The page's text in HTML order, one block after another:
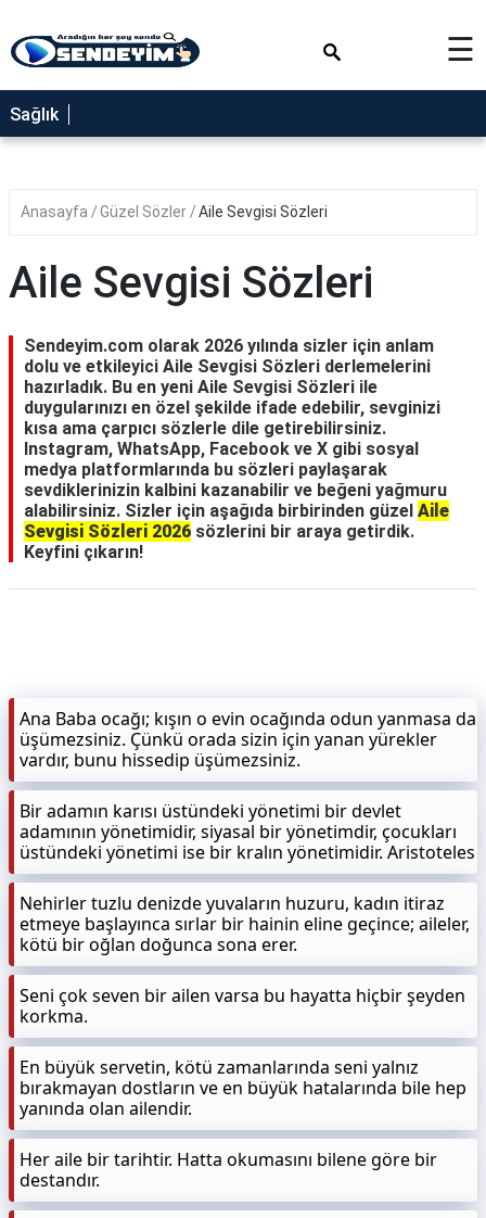
SAĞLIK
NEDİR
YEMEK
RÜYA
GEZİLECEK
YERLER
BLOG
☰
Sağlık
Anasayfa Güzel Sözler Aile Sevgisi Sözleri
Aile Sevgisi Sözleri
Sendeyim.com olarak 2026 yılında sizler için anlam
dolu ve etkileyici Aile Sevgisi Sözleri derlemelerini
hazırladık. Bu en yeni Aile Sevgisi Sözleri ile
duygularınızı en özel şekilde ifade edebilir, sevginizi
kısa ama çarpıcı sözlerle dile getirebilirsiniz.
Instagram, WhatsApp, Facebook ve X gibi sosyal
medya platformlarında bu sözleri paylaşarak
sevdiklerinizin kalbini kazanabilir ve beğeni yağmuru
alabilirsiniz. Sizler için aşağıda birbirinden güzel Aile
Sevgisi Sözleri 2026 sözlerini bir araya getirdik.
Keyfini çıkarın!
Ana Baba ocağı; kışın o evin ocağında odun yanmasa da
üşümezsiniz. Çünkü orada sizin için yanan yürekler
vardır, bunu hissedip üşümezsiniz.
Bir adamın karısı üstündeki yönetimi bir devlet
adamının yönetimidir, siyasal bir yönetimdir, çocukları
üstündeki yönetimi ise bir kralın yönetimidir. Aristoteles
Nehirler tuzlu denizde yuvaların huzuru, kadın itiraz
etmeye başlayınca sırlar bir hainin eline geçince; aileler,
kötü bir oğlan doğunca sona erer.
Seni çok seven bir ailen varsa bu hayatta hiçbir şeyden
korkma.
En büyük servetin, kötü zamanlarında seni yalnız
bırakmayan dostların ve en büyük hatalarında bile hep
yanında olan ailendir.
Her aile bir tarihtir. Hatta okumasını bilene göre bir
destandır.